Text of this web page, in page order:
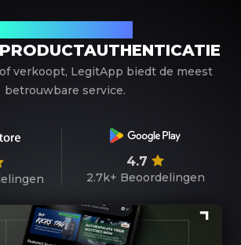
verkoopt, LegitApp biedt de meest
betrouwbare service.
4.7
2.7k+ Beoordelingen